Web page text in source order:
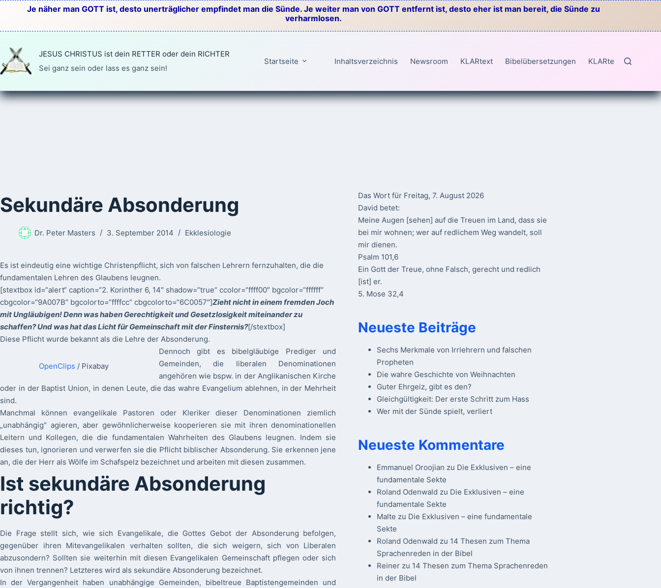
springen
Je näher man GOTT ist, desto unerträglicher empfindet man die Sünde. Je weiter man von GOTT entfernt ist, desto eher ist man bereit, die Sünde zu
verharmlosen.
JESUS CHRISTUS ist dein RETTER oder dein RICHTER
Sei ganz sein oder lass es ganz sein!
Startseite Inhaltsverzeichnis Newsroom KLARtext Bibelübersetzungen KLARtext
Sekundäre Absonderung
Dr. Peter Masters 3. September 2014 Ekklesiologie
Es ist eindeutig eine wichtige Christenpflicht, sich von falschen Lehrern fernzuhalten, die die
fundamentalen Lehren des Glaubens leugnen.
[stextbox id=“alert“ caption=“2. Korinther 6, 14″ shadow=“true“ ccolor=“ffff00″ bgcolor=“ffffff“
cbgcolor=“9A007B“ bgcolorto=“ffffcc“ cbgcolorto=“6C0057″]Zieht nicht in einem fremden Joch
mit Ungläubigen! Denn was haben Gerechtigkeit und Gesetzlosigkeit miteinander zu
schaffen? Und was hat das Licht für Gemeinschaft mit der Finsternis?[/stextbox]
Diese Pflicht wurde bekannt als die Lehre der Absonderung.
OpenClips / Pixabay
Dennoch gibt es bibelgläubige Prediger und
Gemeinden, die liberalen Denominationen
angehören wie bspw. in der Anglikanischen Kirche
oder in der Baptist Union, in denen Leute, die das wahre Evangelium ablehnen, in der Mehrheit
sind.
Manchmal können evangelikale Pastoren oder Kleriker dieser Denominationen ziemlich
„unabhängig“ agieren, aber gewöhnlicherweise kooperieren sie mit ihren denominationellen
Leitern und Kollegen, die die fundamentalen Wahrheiten des Glaubens leugnen. Indem sie
dieses tun, ignorieren und verwerfen sie die Pflicht biblischer Absonderung. Sie erkennen jene
an, die der Herr als Wölfe im Schafspelz bezeichnet und arbeiten mit diesen zusammen.
Ist sekundäre Absonderung
richtig?
Die Frage stellt sich, wie sich Evangelikale, die Gottes Gebot der Absonderung befolgen,
gegenüber ihren Mitevangelikalen verhalten sollten, die sich weigern, sich von Liberalen
abzusondern? Sollten sie weiterhin mit diesen Evangelikalen Gemeinschaft pflegen oder sich
von ihnen trennen? Letzteres wird als sekundäre Absonderung bezeichnet.
In der Vergangenheit haben unabhängige Gemeinden, bibeltreue Baptistengemeinden und
Das Wort für Freitag, 7. August 2026
David betet:
Meine Augen [sehen] auf die Treuen im Land, dass sie
bei mir wohnen; wer auf redlichem Weg wandelt, soll
mir dienen.
Psalm 101,6
Ein Gott der Treue, ohne Falsch, gerecht und redlich
[ist] er.
5. Mose 32,4
Neueste Beiträge
Sechs Merkmale von Irrlehrern und falschen
Propheten
Die wahre Geschichte von Weihnachten
Guter Ehrgeiz, gibt es den?
Gleichgültigkeit: Der erste Schritt zum Hass
Wer mit der Sünde spielt, verliert
Neueste Kommentare
Emmanuel Oroojian zu Die Exklusiven – eine
fundamentale Sekte
Roland Odenwald zu Die Exklusiven – eine
fundamentale Sekte
Malte zu Die Exklusiven – eine fundamentale
Sekte
Roland Odenwald zu 14 Thesen zum Thema
Sprachenreden in der Bibel
Reinerzu 14 Thesen zum Thema Sprachenreden
in der Bibel